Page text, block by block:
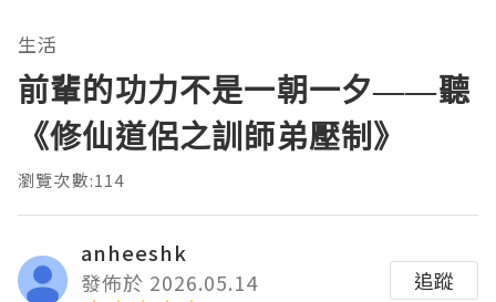
生活
前輩的功力不是一朝一夕——聽
《修仙道侶之訓師弟壓制》
瀏覽次數:114
anheeshk
發佈於 2026.05.14
追蹤